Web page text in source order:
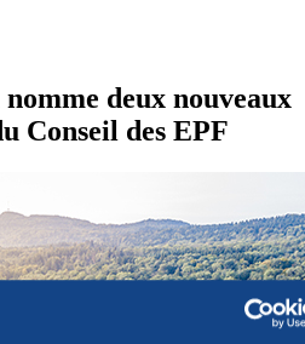
deux nouveaux
Conseil des EPF